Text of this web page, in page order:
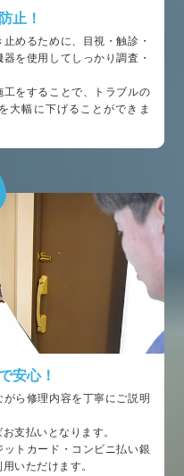
止！
めるために、目視・触診・
を使用してしっかり調査・
をすることで、トラブルの
大幅に下げることができま
安心！
ら修理内容を丁寧にご説明
支払いとなります。
トカード・コンビニ払い銀
いただけます。